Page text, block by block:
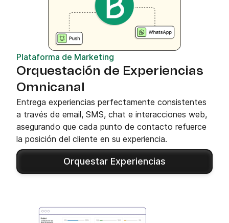
Plataforma de Marketing
Orquestación de Experiencias
Omnicanal
Entrega experiencias perfectamente consistentes
a través de email, SMS, chat e interacciones web,
asegurando que cada punto de contacto refuerce
la posición del cliente en su experiencia.
Orquestar Experiencias